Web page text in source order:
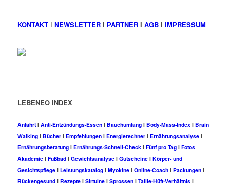
KONTAKTI NEWSLETTERI PARTNERI AGBI IMPRESSUM
LEBENEO INDEX
AnfahrtI Anti-Entzündungs-EssenI BauchumfangI Body-Mass-IndexI Brain
WalkingI BücherI EmpfehlungenI EnergierechnerI ErnährungsanalyseI
ErnährungsberatungI Ernährungs-Schnell-CheckI Fünf pro TagI Fotos
AkademieI FußbadI GewichtsanalyseI GutscheineI Körper- und
GesichtspflegeI LeistungskatalogI MyokineI Online-CoachI PackungenI
RückengesundI RezepteI SirtuineI SprossenI Taille-Hüft-VerhältnisI